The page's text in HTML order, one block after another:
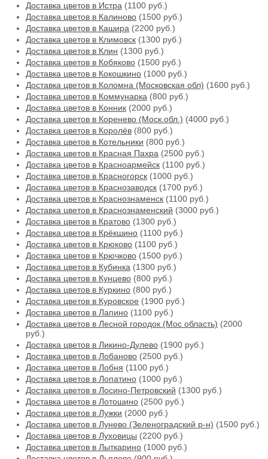
Доставка цветов в Истра (1100 руб.)
Доставка цветов в Калиново (1500 руб.)
Доставка цветов в Кашира (2200 руб.)
Доставка цветов в Климовск (1300 руб.)
Доставка цветов в Клин (1300 руб.)
Доставка цветов в Кобяково (1500 руб.)
Доставка цветов в Кокошкино (1000 руб.)
Доставка цветов в Коломна (Московская обл) (1600 руб.)
Доставка цветов в Коммунарка (800 руб.)
Доставка цветов в Конник (2000 руб.)
Доставка цветов в Коренево (Моск.обл.) (4000 руб.)
Доставка цветов в Королёв (800 руб.)
Доставка цветов в Котельники (800 руб.)
Доставка цветов в Красная Пахра (2500 руб.)
Доставка цветов в Красноармейск (1100 руб.)
Доставка цветов в Красногорск (1000 руб.)
Доставка цветов в Краснозаводск (1700 руб.)
Доставка цветов в Краснознаменск (1100 руб.)
Доставка цветов в Краснознаменский (3000 руб.)
Доставка цветов в Кратово (1300 руб.)
Доставка цветов в Крёкшино (1100 руб.)
Доставка цветов в Крюково (1100 руб.)
Доставка цветов в Крючково (1500 руб.)
Доставка цветов в Кубинка (1300 руб.)
Доставка цветов в Кунцево (800 руб.)
Доставка цветов в Куркино (800 руб.)
Доставка цветов в Куровское (1900 руб.)
Доставка цветов в Лапино (1100 руб.)
Доставка цветов в Лесной городок (Мос область) (2000
руб.)
Доставка цветов в Ликино-Дулево (1900 руб.)
Доставка цветов в Лобаново (2500 руб.)
Доставка цветов в Лобня (1100 руб.)
Доставка цветов в Лопатино (1000 руб.)
Доставка цветов в Лосино-Петровский (1300 руб.)
Доставка цветов в Лотошино (2500 руб.)
Доставка цветов в Лужки (2000 руб.)
Доставка цветов в Лунево (Зеленоградский р-н) (1500 руб.)
Доставка цветов в Луховицы (2200 руб.)
Доставка цветов в Лыткарино (1000 руб.)